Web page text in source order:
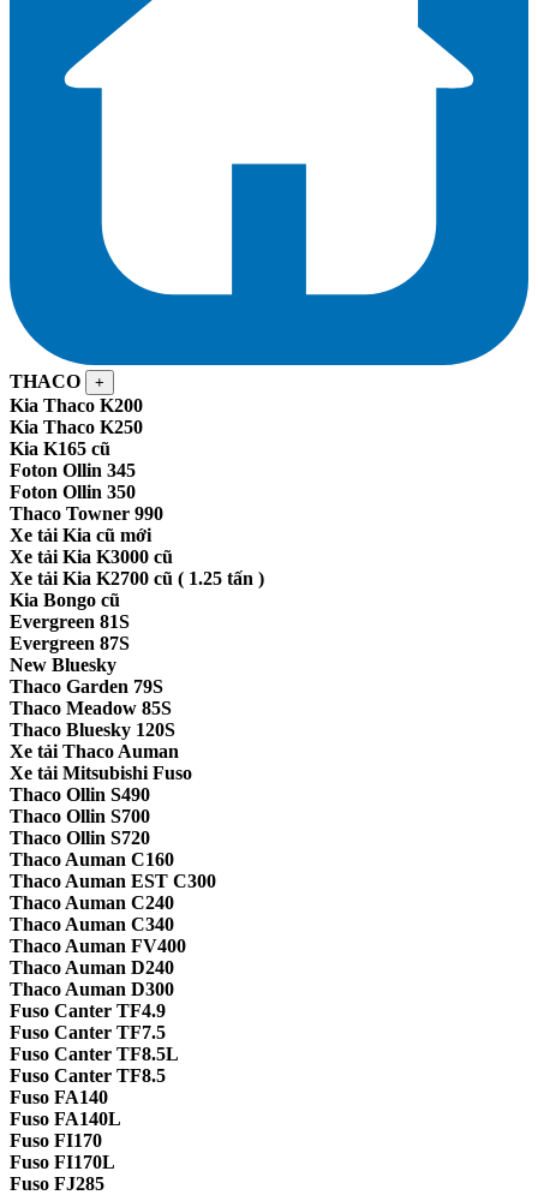
THACO +
Kia Thaco K200
Kia Thaco K250
Kia K165 cũ
Foton Ollin 345
Foton Ollin 350
Thaco Towner 990
Xe tải Kia cũ mới
Xe tải Kia K3000 cũ
Xe tải Kia K2700 cũ ( 1.25 tấn )
Kia Bongo cũ
Evergreen 81S
Evergreen 87S
New Bluesky
Thaco Garden 79S
Thaco Meadow 85S
Thaco Bluesky 120S
Xe tải Thaco Auman
Xe tải Mitsubishi Fuso
Thaco Ollin S490
Thaco Ollin S700
Thaco Ollin S720
Thaco Auman C160
Thaco Auman EST C300
Thaco Auman C240
Thaco Auman C340
Thaco Auman FV400
Thaco Auman D240
Thaco Auman D300
Fuso Canter TF4.9
Fuso Canter TF7.5
Fuso Canter TF8.5L
Fuso Canter TF8.5
Fuso FA140
Fuso FA140L
Fuso FI170
Fuso FI170L
Fuso FJ285